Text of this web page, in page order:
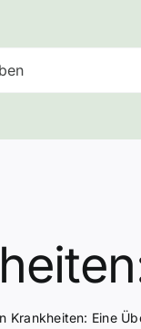
Krankheiten: Eine